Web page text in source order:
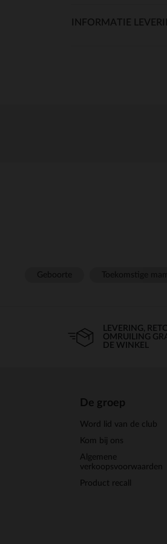
INFORMATIE
LEVERING,
OMRUILING
DE WINKEL
De groep
Word lid van de club
Kom bij ons
Algemene
verkoopsvoorwaarden
Product recall